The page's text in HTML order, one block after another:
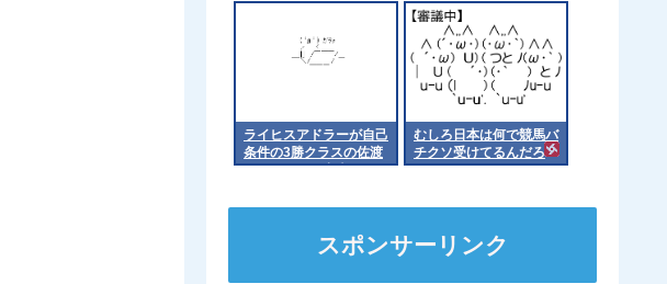
ライヒスアドラーが自己
条件の3勝クラスの佐渡
ステークスに出走
むしろ日本は何で競馬バ
チクソ受けてるんだろ
スポンサーリンク